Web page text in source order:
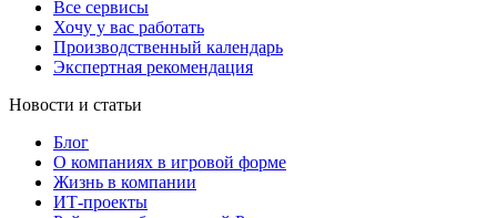
Все сервисы
Хочу у вас работать
Производственный календарь
Экспертная рекомендация
Новости и статьи
Блог
О компаниях в игровой форме
Жизнь в компании
ИТ-проекты